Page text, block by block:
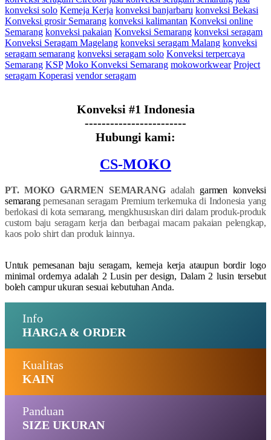
konveksi solo Kemeja Kerja konveksi banjarbaru konveksi Bekasi
Konveksi grosir Semarang konveksi kalimantan Konveksi online
Semarang konveksi pakaian Konveksi Semarang konveksi seragam
Konveksi Seragam Magelang konveksi seragam Malang konveksi
seragam semarang konveksi seragam solo Konveksi terpercaya
Semarang KSP Moko Konveksi Semarang mokoworkwear Project
seragam Koperasi vendor seragam
Konveksi #1 Indonesia
------------------------
Hubungi kami:
CS-MOKO
PT. MOKO GARMEN SEMARANGadalah garmen konveksi
semarangpemesanan seragam Premium terkemuka di Indonesia yang
berlokasi di kota semarang, mengkhususkan diri dalam produk-produk
custom baju seragam kerja dan berbagai macam pakaian pelengkap,
kaos polo shirt dan produk lainnya.
Untuk pemesanan baju seragam, kemeja kerja ataupun bordir logo
minimal ordernya adalah 2 Lusin per design, Dalam 2 lusin tersebut
boleh campur ukuran sesuai kebutuhan Anda.
Info
HARGA & ORDER
Kualitas
KAIN
Panduan
SIZE UKURAN